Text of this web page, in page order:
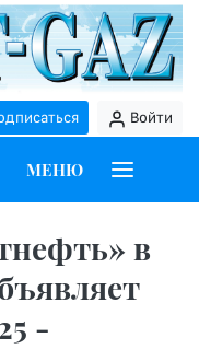
Войти
МЕНЮ
в
-